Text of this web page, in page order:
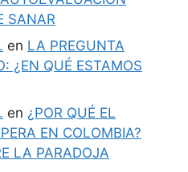
SANAR
en LA PREGUNTA
¿EN QUÉ ESTAMOS
en ¿POR QUÉ EL
EN COLOMBIA?
LA PARADOJA